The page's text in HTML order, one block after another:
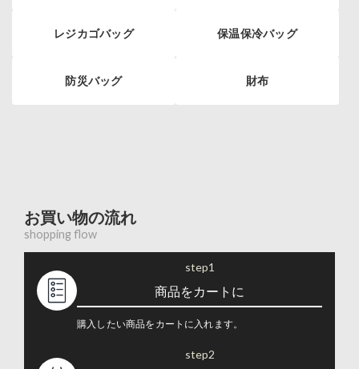
レジカゴバッグ 保温保冷バッグ
防災バッグ 財布
お買い物の流れ
shopping flow
step1
商品をカートに
購入したい商品をカートに入れます。
step2